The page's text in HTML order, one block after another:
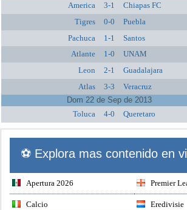
America
3-1 Chiapas FC
Tigres
0-0 Puebla
Pachuca
1-1 Santos
Atlante
1-0 UNAM
Leon
2-1 Guadalajara
Atlas
3-3 Veracruz
Dom 22 de Sep de 2013
Toluca
4-0 Queretaro
⚽ Explora mas contenido en
Apertura 2026 Premier
Calcio Eredivisie